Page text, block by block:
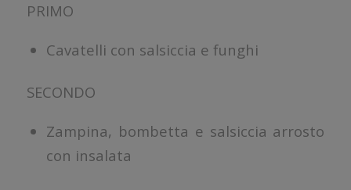
PRIMO
Cavatelli con salsiccia e funghi
SECONDO
Zampina, bombetta e salsiccia arrosto
con insalata